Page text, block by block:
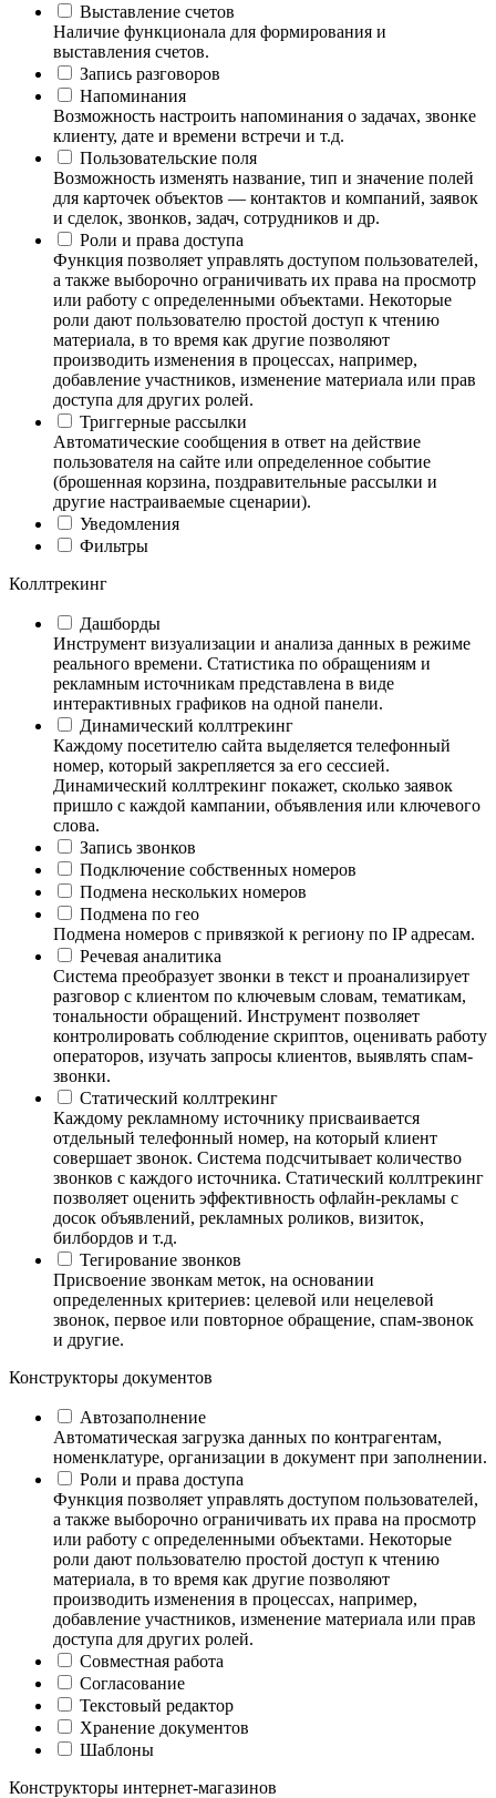
Выставление счетов
Наличие функционала для формирования и
выставления счетов.
Запись разговоров
Напоминания
Возможность настроить напоминания о задачах, звонке
клиенту, дате и времени встречи и т.д.
Пользовательские поля
Возможность изменять название, тип и значение полей
для карточек объектов — контактов и компаний, заявок
и сделок, звонков, задач, сотрудников и др.
Роли и права доступа
Функция позволяет управлять доступом пользователей,
а также выборочно ограничивать их права на просмотр
или работу с определенными объектами. Некоторые
роли дают пользователю простой доступ к чтению
материала, в то время как другие позволяют
производить изменения в процессах, например,
добавление участников, изменение материала или прав
доступа для других ролей.
Триггерные рассылки
Автоматические сообщения в ответ на действие
пользователя на сайте или определенное событие
(брошенная корзина, поздравительные рассылки и
другие настраиваемые сценарии).
Уведомления
Фильтры
Коллтрекинг
Дашборды
Инструмент визуализации и анализа данных в режиме
реального времени. Статистика по обращениям и
рекламным источникам представлена в виде
интерактивных графиков на одной панели.
Динамический коллтрекинг
Каждому посетителю сайта выделяется телефонный
номер, который закрепляется за его сессией.
Динамический коллтрекинг покажет, сколько заявок
пришло с каждой кампании, объявления или ключевого
слова.
Запись звонков
Подключение собственных номеров
Подмена нескольких номеров
Подмена по гео
Подмена номеров с привязкой к региону по IP адресам.
Речевая аналитика
Система преобразует звонки в текст и проанализирует
разговор с клиентом по ключевым словам, тематикам,
тональности обращений. Инструмент позволяет
контролировать соблюдение скриптов, оценивать работу
операторов, изучать запросы клиентов, выявлять спам-
звонки.
Статический коллтрекинг
Каждому рекламному источнику присваивается
отдельный телефонный номер, на который клиент
совершает звонок. Система подсчитывает количество
звонков с каждого источника. Статический коллтрекинг
позволяет оценить эффективность офлайн-рекламы с
досок объявлений, рекламных роликов, визиток,
билбордов и т.д.
Тегирование звонков
Присвоение звонкам меток, на основании
определенных критериев: целевой или нецелевой
звонок, первое или повторное обращение, спам-звонок
и другие.
Конструкторы документов
Автозаполнение
Автоматическая загрузка данных по контрагентам,
номенклатуре, организации в документ при заполнении.
Роли и права доступа
Функция позволяет управлять доступом пользователей,
а также выборочно ограничивать их права на просмотр
или работу с определенными объектами. Некоторые
роли дают пользователю простой доступ к чтению
материала, в то время как другие позволяют
производить изменения в процессах, например,
добавление участников, изменение материала или прав
доступа для других ролей.
Совместная работа
Согласование
Текстовый редактор
Хранение документов
Шаблоны
Конструкторы интернет-магазинов